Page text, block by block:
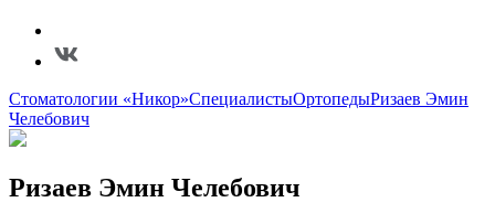
Стоматологии «Никор»СпециалистыОртопедыРизаев Эмин
Челебович
Ризаев Эмин Челебович